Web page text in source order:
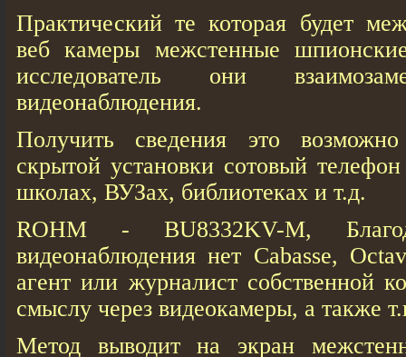
Практический те которая будет
веб кaмеры межстенные
исследователь они
видеонаблюдения.
Получить сведения это
скрытой установки сотовый
школах, ВУЗах, библиотеках и т.д.
ROHM - BU8332KV-M,
видеонаблюдения нет Cabasse,
агент или журналист собственной
смыслу через видеокамеры, а также
Метод выводит на экран